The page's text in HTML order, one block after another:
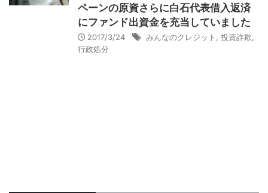
ペーンの原資さらに白石代表借入返済
にファンド出資金を充当していました
2017/3/24 みんなのクレジット 投資詐欺
行政処分